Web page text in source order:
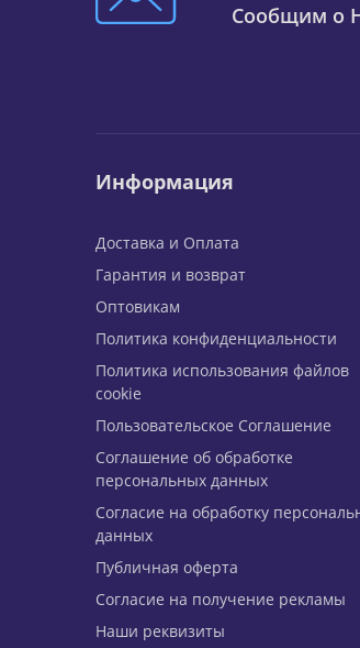
Сообщим о
Информация
Доставка и Оплата
Гарантия и возврат
Оптовикам
Политика конфиденциальности
Политика использования файлов
cookie
Пользовательское Соглашение
Соглашение об обработке
персональных данных
Согласие на обработку
данных
Публичная оферта
Согласие на получение рекламы
Наши реквизиты